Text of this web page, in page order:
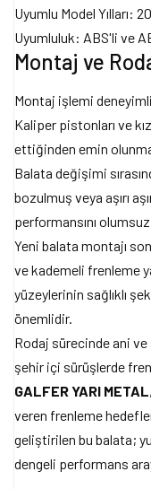
Uyumlu Model Yılları:
Uyumluluk: ABS'li ve
Montaj ve
Montaj işlemi deneyimli
Kaliper pistonları ve
ettiğinden emin
Balata değişimi
bozulmuş veya aşırı
performansını
Yeni balata montajı
ve kademeli frenleme
yüzeylerinin sağlıklı
önemlidir.
Rodaj sürecinde ani ve
şehir içi sürüşlerde
GALFER YARI METAL
veren frenleme
geliştirilen bu balata;
dengeli performans